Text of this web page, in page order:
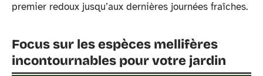
premier redoux jusqu’aux dernières journées fraîches.
Focus sur les espèces mellifères
incontournables pour votre jardin